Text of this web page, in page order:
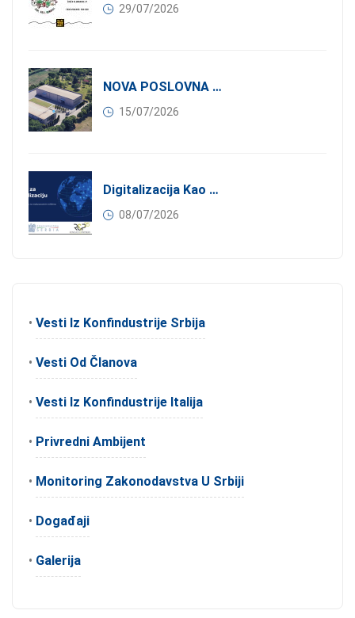
29/07/2026
NOVA POSLOVNA PRILIKA ZA ČLANOVE KONFINDUSTRIJE SRBIJA: Izdavanje Moderne Industrijske Hale U Pančevu – 1.200 M² U Industrijskoj Zoni
15/07/2026
Digitalizacija Kao Pokretač Internacionalizacije
08/07/2026
• Vesti Iz Konfindustrije Srbija
• Vesti Od Članova
• Vesti Iz Konfindustrije Italija
• Privredni Ambijent
• Monitoring Zakonodavstva U Srbiji
• Događaji
• Galerija